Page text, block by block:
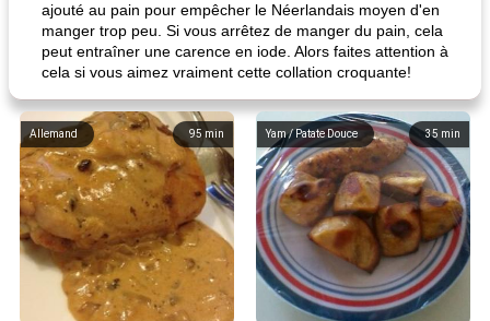
ajouté au pain pour empêcher le Néerlandais moyen d'en
manger trop peu. Si vous arrêtez de manger du pain, cela
peut entraîner une carence en iode. Alors faites attention à
cela si vous aimez vraiment cette collation croquante!
95 min
Allemand 35 min
Yam / Patate Douce